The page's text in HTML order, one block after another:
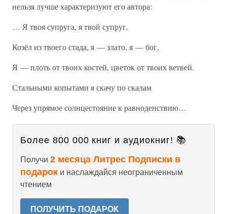
нельзя лучше характеризуют его автора:
… Я твоя супруга, я твой супруг,
Козёл из твоего стада, я — злато, я — бог,
Я — плоть от твоих костей, цветок от твоих ветвей.
Стальными копытами я скачу по скалам
Через упрямое солнцестояние к равноденствию…
Более 800 000 книг и аудиокниг! 📚
Получи 2 месяца Литрес Подписки в
подарок и наслаждайся неограниченным
чтением
ПОЛУЧИТЬ ПОДАРОК